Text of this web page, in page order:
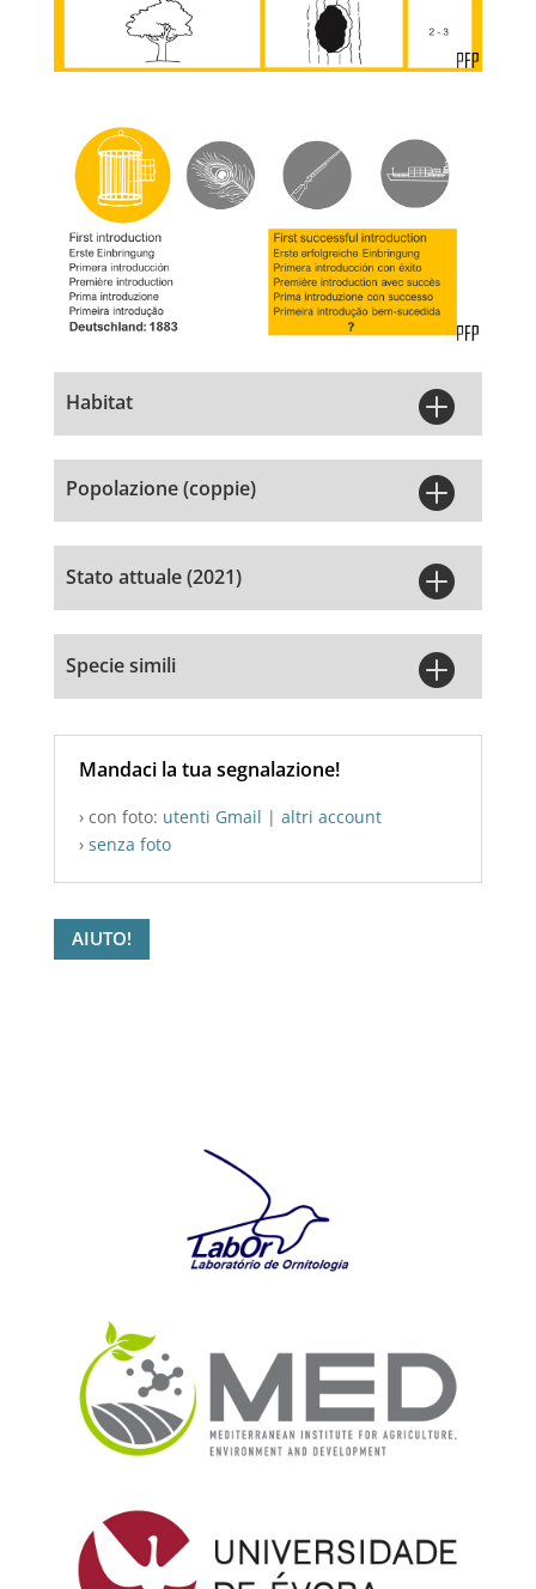
Habitat 
Popolazione (coppie) 
Stato attuale (2021) 
Specie simili 
Mandaci la tua segnalazione!
› con foto: utenti Gmail | altri account
› senza foto
AIUTO!